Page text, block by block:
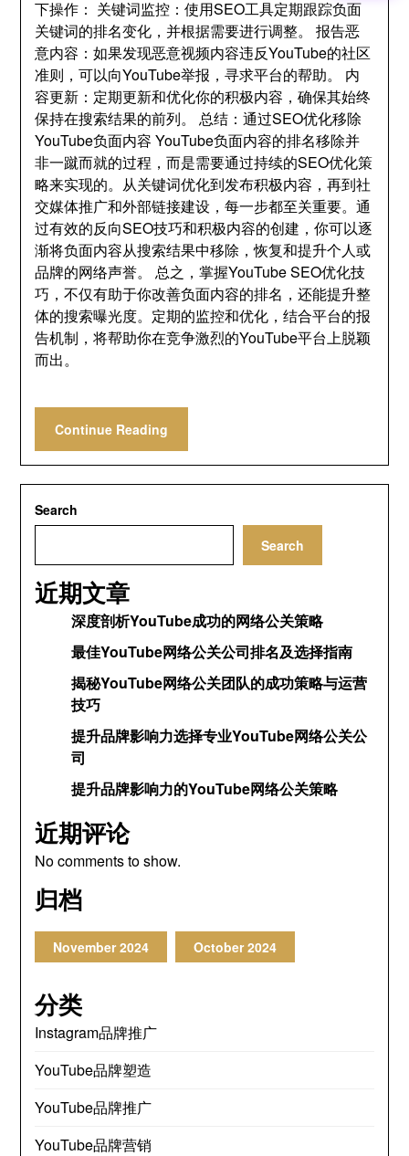
下操作 ： 关键词监控 ：使用SEO工具定期跟踪负面
关键词的排名变化 ，并根据需要进行调整。报告恶
意内容 ：如果发现恶意视频内容违反YouTube的社区
准则 ，可以向YouTube举报 ，寻求平台的帮助。 内
容更新 ： 定期更新和优化你的积极内容 ，确保其始终
保持在搜索结果的前列。总结 ：通过SEO优化移除
YouTube负面内容 YouTube负面内容的排名移除并
非一蹴而就的过程 ，而是需要通过持续的SEO优化策
略来实现的。 从关键词优化到发布积极内容 ，再到社
交媒体推广和外部链接建设 ，每一步都至关重要。通
过有效的反向SEO技巧和积极内容的创建 ，你可以逐
渐将负面内容从搜索结果中移除 ，恢复和提升个人或
品牌的网络声誉。总之 ，掌握YouTube SEO优化技
巧 ，不仅有助于你改善负面内容的排名 ，还能提升整
体的搜索曝光度。 定期的监控和优化 ，结合平台的报
告机制 ，将帮助你在竞争激烈的YouTube平台上脱颖
而出。
Continue Reading
Search
Search
近期文章
深度剖析YouTube成功的网络公关策略
最佳YouTube网络公关公司排名及选择指南
揭秘YouTube网络公关团队的成功策略与运营
技巧
提升品牌影响力选择专业YouTube网络公关公
司
提升品牌影响力的YouTube网络公关策略
近期评论
No comments to show.
归档
November2024 October2024
分类
Instagram品牌推广
YouTube品牌塑造
YouTube品牌推广
YouTube品牌营销